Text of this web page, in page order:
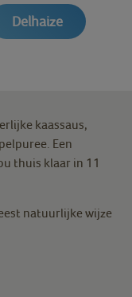
Delhaize
kaassaus,
Een
thuis klaar in 11
natuurlijke wijze